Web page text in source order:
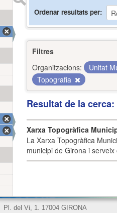
Ordenar resultats per
Filtres
Organitzacions:
Unitat
Topografia
Resultat de la
Xarxa Topogràfica
La Xarxa Topogràfica
municipi de Girona i
Pl. del Vi, 1. 17004 GIRONA